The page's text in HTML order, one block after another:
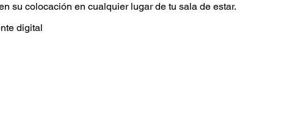
su colocación en cualquier lugar de tu sala de estar.
digital